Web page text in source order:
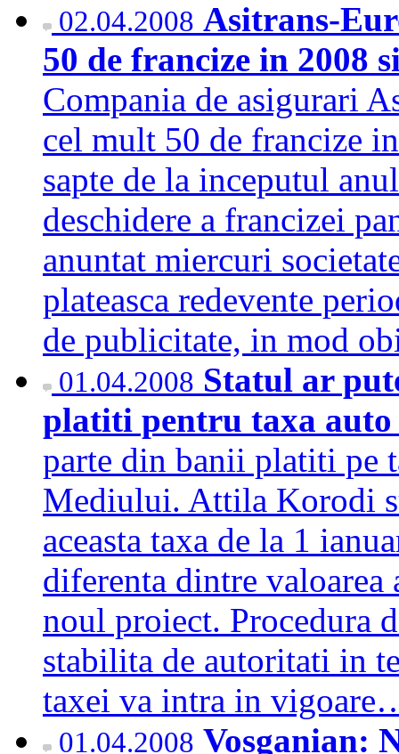
02.04.2008 Asitrans-
50 de francize in 2008
Compania de asigurari
cel mult 50 de francize
sapte de la inceputul
deschidere a francizei
anuntat miercuri
plateasca redevente
de publicitate, in mod
01.04.2008 Statul ar
platiti pentru taxa
parte din banii platiti pe
Mediului. Attila Korodi
aceasta taxa de la 1
diferenta dintre valoarea
noul proiect. Procedura
stabilita de autoritati in
taxei va intra in
01.04.2008 Vosganian: